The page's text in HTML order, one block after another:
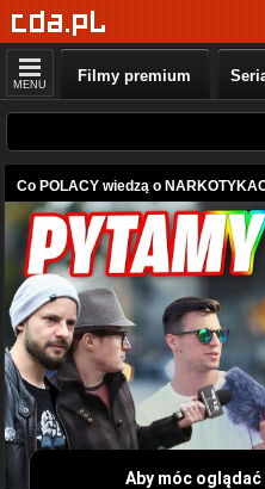
MENU Filmy premium
Co POLACY wiedzą o
Aby móc